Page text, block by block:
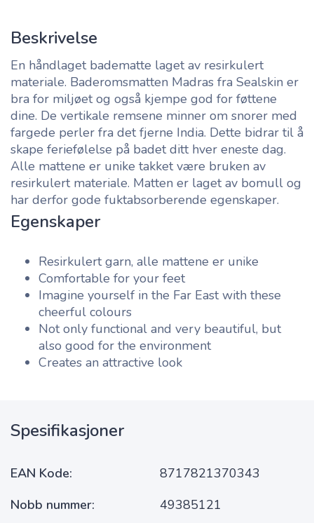
Beskrivelse
En håndlaget badematte laget av resirkulert
materiale. Baderomsmatten Madras fra Sealskin er
bra for miljøet og også kjempe god for føttene
dine. De vertikale remsene minner om snorer med
fargede perler fra det fjerne India. Dette bidrar til å
skape feriefølelse på badet ditt hver eneste dag.
Alle mattene er unike takket være bruken av
resirkulert materiale. Matten er laget av bomull og
har derfor gode fuktabsorberende egenskaper.
Egenskaper
Resirkulert garn, alle mattene er unike
Comfortable for your feet
Imagine yourself in the Far East with these
cheerful colours
Not only functional and very beautiful, but
also good for the environment
Creates an attractive look
Spesifikasjoner
EAN Kode
8717821370343
Nobb nummer
49385121